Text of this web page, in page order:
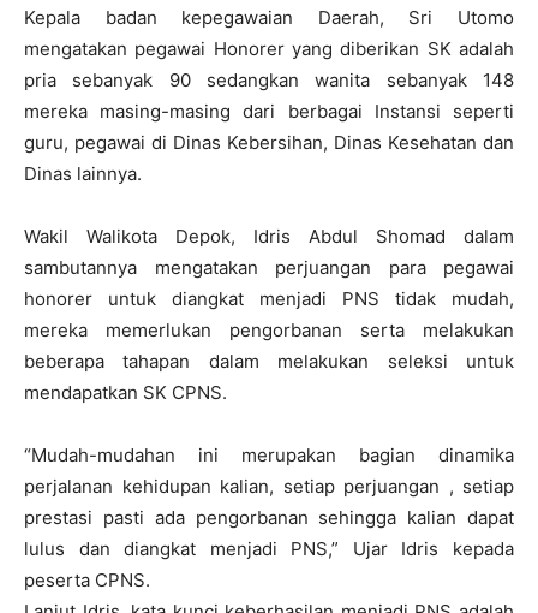
Kepala badan kepegawaian Daerah, Sri Utomo
mengatakan pegawai Honorer yang diberikan SK adalah
pria sebanyak 90 sedangkan wanita sebanyak 148
mereka masing-masing dari berbagai Instansi seperti
guru, pegawai di Dinas Kebersihan, Dinas Kesehatan dan
Dinas lainnya.
Wakil Walikota Depok, Idris Abdul Shomad dalam
sambutannya mengatakan perjuangan para pegawai
honorer untuk diangkat menjadi PNS tidak mudah,
mereka memerlukan pengorbanan serta melakukan
beberapa tahapan dalam melakukan seleksi untuk
mendapatkan SK CPNS.
“Mudah-mudahan ini merupakan bagian dinamika
perjalanan kehidupan kalian, setiap perjuangan , setiap
prestasi pasti ada pengorbanan sehingga kalian dapat
lulus dan diangkat menjadi PNS,” Ujar Idris kepada
peserta CPNS.